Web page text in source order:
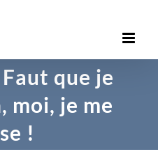
que je
moi, je me
!